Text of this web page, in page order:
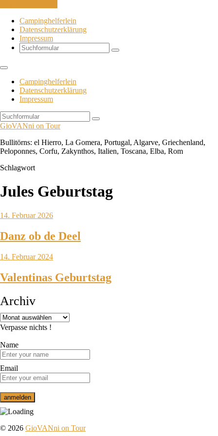
Campinghelferlein
Datenschutzerklärung
Impressum
Search
Campinghelferlein
Datenschutzerklärung
Impressum
Search
GioVANni on Tour
Bullitörns: el Hierro, La Gomera, Portugal, Algarve, Griechenland,
Peloponnes, Corfu, Zakynthos, Italien, Toscana, Elba, Rom
Schlagwort
Jules Geburtstag
14. Februar 2026
Danz ob de Deel
14. Februar 2024
Valentinas Geburtstag
Archiv
Verpasse nichts !
Name
Email
© 2026 GioVANni on Tour